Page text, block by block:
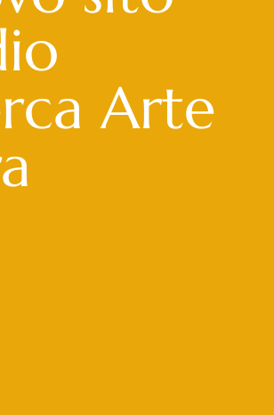
Arte